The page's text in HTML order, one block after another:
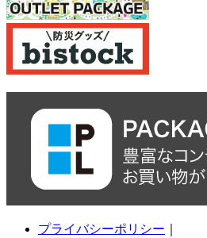
プライバシーポリシー